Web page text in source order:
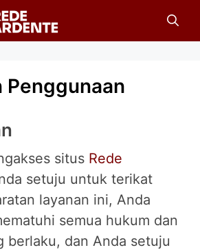
Penggunaan
situs Rede
setuju untuk terikat
layanan ini, Anda
semua hukum dan
berlaku, dan Anda setuju